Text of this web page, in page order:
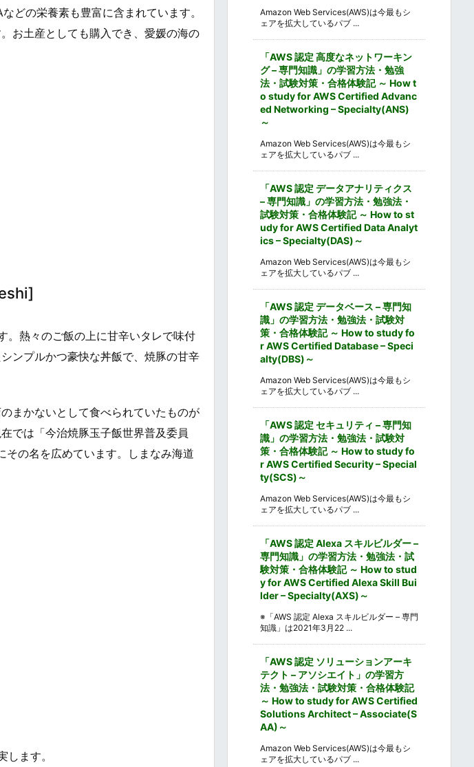
どの栄養素も豊富に含まれています。
お土産としても購入でき、愛媛の海の
。熱々のご飯の上に甘辛いタレで味付
ンプルかつ豪快な丼飯で、焼豚の甘辛
まかないとして食べられていたものが
では「今治焼豚玉子飯世界普及委員
の名を広めています。しまなみ海道
ます。
Amazon Web Services(AWS)は今最もシ
ェアを拡大しているパブ ...
「AWS 認定 高度なネットワーキン
グ – 専門知識」の学習方法・勉強
法・試験対策・合格体験記 ～ How t
o study for AWS Certified Advanc
ed Networking – Specialty(ANS)
～
Amazon Web Services(AWS)は今最もシ
ェアを拡大しているパブ ...
「AWS 認定 データアナリティクス
– 専門知識」の学習方法・勉強法・
試験対策・合格体験記 ～ How to st
udy for AWS Certified Data Analyt
ics – Specialty(DAS)～
Amazon Web Services(AWS)は今最もシ
ェアを拡大しているパブ ...
「AWS 認定 データベース – 専門知
識」の学習方法・勉強法・試験対
策・合格体験記 ～ How to study fo
r AWS Certified Database – Speci
alty(DBS)～
Amazon Web Services(AWS)は今最もシ
ェアを拡大しているパブ ...
「AWS 認定 セキュリティ – 専門知
識」の学習方法・勉強法・試験対
策・合格体験記 ～ How to study fo
r AWS Certified Security – Special
ty(SCS)～
Amazon Web Services(AWS)は今最もシ
ェアを拡大しているパブ ...
「AWS 認定 Alexa スキルビルダー –
専門知識」の学習方法・勉強法・試
験対策・合格体験記 ～ How to stud
y for AWS Certified Alexa Skill Bui
lder – Specialty(AXS)～
※「AWS 認定 Alexa スキルビルダー – 専門
知識」は2021年3月22 ...
「AWS 認定 ソリューションアーキ
テクト – アソシエイト」の学習方
法・勉強法・試験対策・合格体験記
～ How to study for AWS Certified
Solutions Architect – Associate(S
AA)～
Amazon Web Services(AWS)は今最もシ
ェアを拡大しているパブ ...